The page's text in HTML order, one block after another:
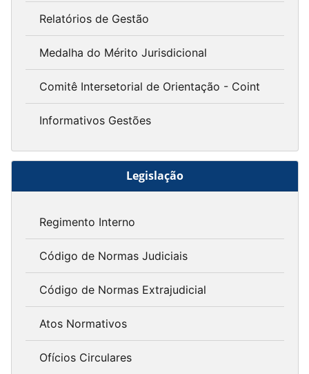
Relatórios de Gestão
Medalha do Mérito Jurisdicional
Comitê Intersetorial de Orientação - Coint
Informativos Gestões
Legislação
Regimento Interno
Código de Normas Judiciais
Código de Normas Extrajudicial
Atos Normativos
Ofícios Circulares